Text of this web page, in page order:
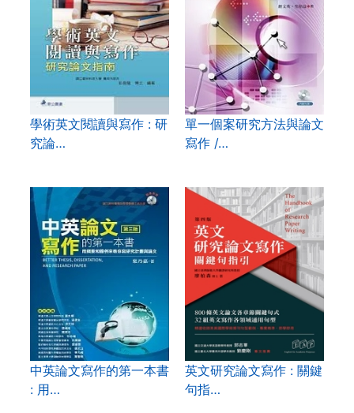
學術英文閱讀與寫作 : 研
究論…
單一個案研究方法與論文
寫作 /…
中英論文寫作的第一本書
: 用…
英文研究論文寫作 : 關鍵
句指…